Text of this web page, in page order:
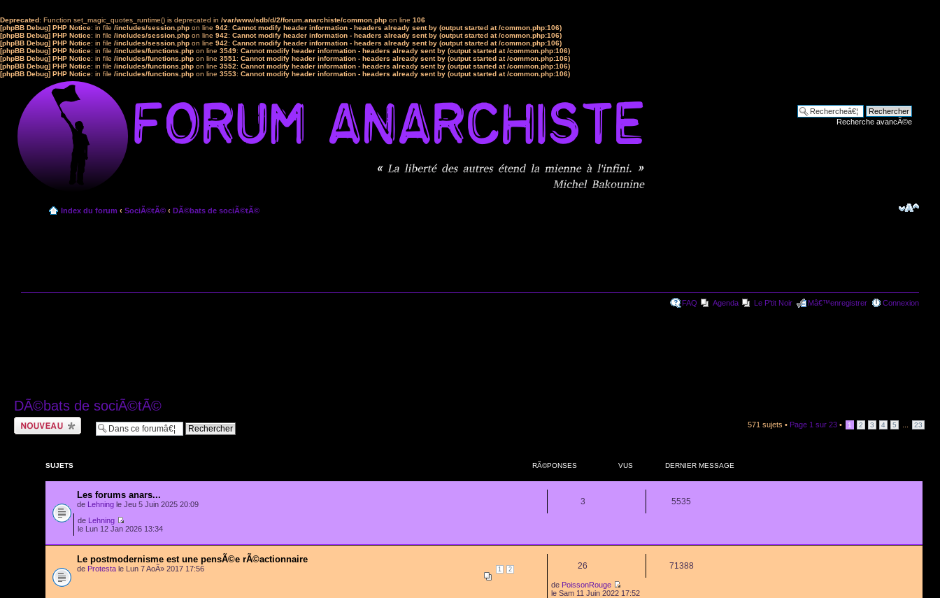
Deprecated: Function set_magic_quotes_runtime() is deprecated in /var/www/sdb/d/2/forum.anarchiste/common.php on line 106
[phpBB Debug] PHP Notice: in file /includes/session.php on line 942: Cannot modify header information - headers already sent by (output started at /common.php:106)
[phpBB Debug] PHP Notice: in file /includes/session.php on line 942: Cannot modify header information - headers already sent by (output started at /common.php:106)
[phpBB Debug] PHP Notice: in file /includes/session.php on line 942: Cannot modify header information - headers already sent by (output started at /common.php:106)
[phpBB Debug] PHP Notice: in file /includes/functions.php on line 3549: Cannot modify header information - headers already sent by (output started at /common.php:106)
[phpBB Debug] PHP Notice: in file /includes/functions.php on line 3551: Cannot modify header information - headers already sent by (output started at /common.php:106)
[phpBB Debug] PHP Notice: in file /includes/functions.php on line 3552: Cannot modify header information - headers already sent by (output started at /common.php:106)
[phpBB Debug] PHP Notice: in file /includes/functions.php on line 3553: Cannot modify header information - headers already sent by (output started at /common.php:106)
Recherche avancÃ©e
Index du forum ‹ SociÃ©tÃ© ‹ DÃ©bats de sociÃ©tÃ©
FAQ Agenda Le P'tit Noir Mâ€™enregistrer Connexion
DÃ©bats de sociÃ©tÃ©
Ecrire un nouveau
sujet
571 sujets • Page 1 sur 23 • 1 2 3 4 5 23
SUJETS RÃ©PONSES VUS DERNIER MESSAGE
Les forums anars...
de Lehning le Jeu 5 Juin 2025 20:09 3 5535
de Lehning
le Lun 12 Jan 2026 13:34
Le postmodernisme est une pensÃ©e rÃ©actionnaire
1 2
de Protesta le Lun 7 AoÃ» 2017 17:56 26 71388
de PoissonRouge
le Sam 11 Juin 2022 17:52